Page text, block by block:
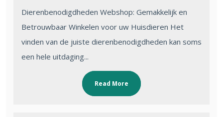
Dierenbenodigdheden Webshop: Gemakkelijk en
Betrouwbaar Winkelen voor uw Huisdieren Het
vinden van de juiste dierenbenodigdheden kan soms
een hele uitdaging...
Read More